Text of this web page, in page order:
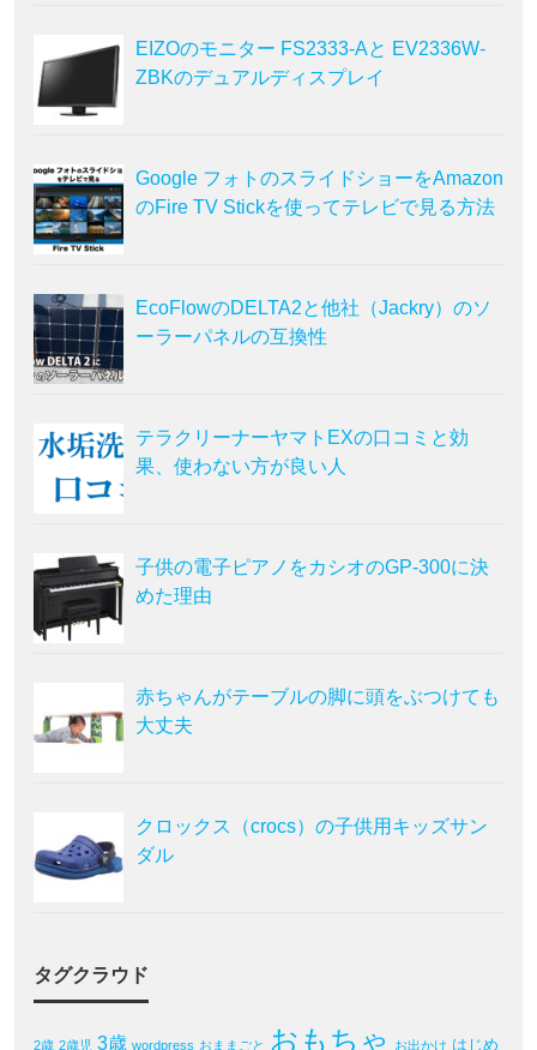
EIZOのモニター FS2333-Aと EV2336W-
ZBKのデュアルディスプレイ
Google フォトのスライドショーをAmazon
のFire TV Stickを使ってテレビで見る方法
EcoFlowのDELTA2と他社（Jackry）のソ
ーラーパネルの互換性
テラクリーナーヤマトEXの口コミと効
果、使わない方が良い人
子供の電子ピアノをカシオのGP-300に決
めた理由
赤ちゃんがテーブルの脚に頭をぶつけても
大丈夫
クロックス（crocs）の子供用キッズサン
ダル
タグクラウド
2歳 2歳児 3歳 wordpress おままごと おもちゃ お出かけ はじめ